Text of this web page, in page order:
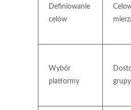
Definiowanie
celów
Wybór
platformy